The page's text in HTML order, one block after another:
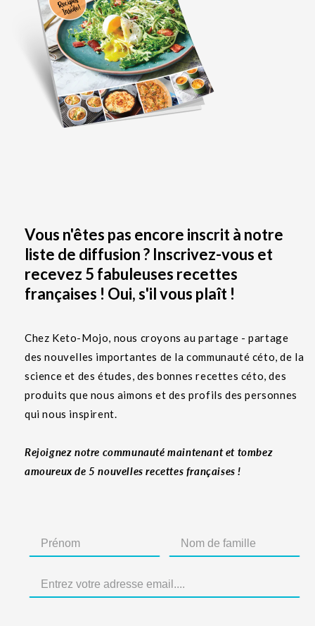
Vous n'êtes pas encore inscrit à notre
liste de diffusion ? Inscrivez-vous et
recevez 5 fabuleuses recettes
françaises ! Oui, s'il vous plaît !
Chez Keto-Mojo, nous croyons au partage - partage
des nouvelles importantes de la communauté céto, de la
science et des études, des bonnes recettes céto, des
produits que nous aimons et des profils des personnes
qui nous inspirent.
Rejoignez notre communauté maintenant et tombez
amoureux de 5 nouvelles recettes françaises !